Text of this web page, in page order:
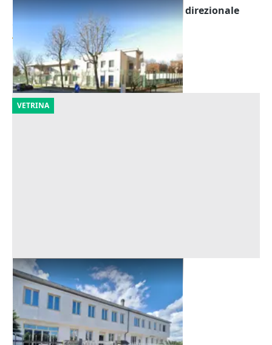
Asta Diritto di superficie su edificio direzionale
Rivoli (Torino)
Offerta minima
472.500 €
25/09/2026
VETRINA
Asta Capannone con uffici e corte
Santa Maria a Monte (Pisa)
Offerta minima
183.000 €
16/10/2026